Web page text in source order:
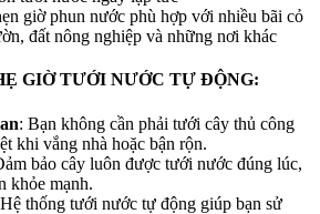
giờ phun nước phù hợp với nhiều bãi cỏ
đất nông nghiệp và những nơi khác
GIỜ TƯỚI NƯỚC TỰ ĐỘNG:
: Bạn không cần phải tưới cây thủ công
khi vắng nhà hoặc bận rộn.
bảo cây luôn được tưới nước đúng lúc,
khỏe mạnh.
thống tưới nước tự động giúp bạn sử